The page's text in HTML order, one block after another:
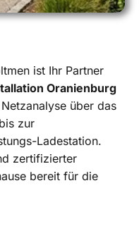
ist Ihr Partner
Oranienburg
über das
zur
Ladestation.
zertifizierter
bereit für die